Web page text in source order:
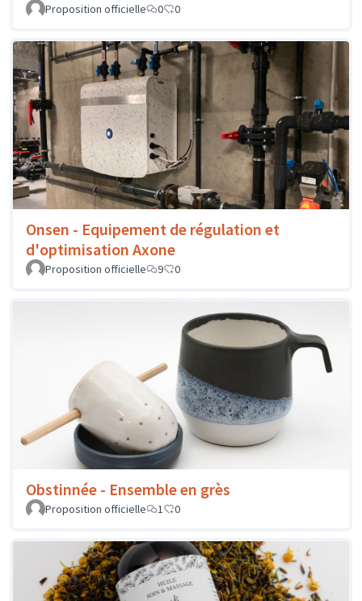
Proposition officielle 0 0
Onsen - Equipement de régulation et
d'optimisation Axone
Proposition officielle 9 0
Obstinnée - Ensemble en grès
Proposition officielle 1 0